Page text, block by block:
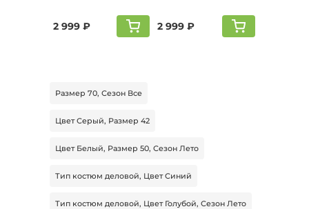
2 999 ₽ 2 999 ₽
Размер 70, Сезон Все
Цвет Серый, Размер 42
Цвет Белый, Размер 50, Сезон Лето
Тип костюм деловой, Цвет Синий
Тип костюм деловой, Цвет Голубой, Сезон Лето